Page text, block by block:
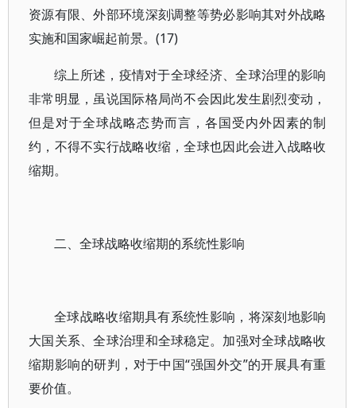
资源有限、外部环境深刻调整等势必影响其对外战略
实施和国家崛起前景。(17)
综上所述，疫情对于全球经济、全球治理的影响
非常明显，虽说国际格局尚不会因此发生剧烈变动，
但是对于全球战略态势而言，各国受内外因素的制
约，不得不实行战略收缩，全球也因此会进入战略收
缩期。
二、全球战略收缩期的系统性影响
全球战略收缩期具有系统性影响，将深刻地影响
大国关系、全球治理和全球稳定。加强对全球战略收
缩期影响的研判，对于中国“强国外交”的开展具有重
要价值。